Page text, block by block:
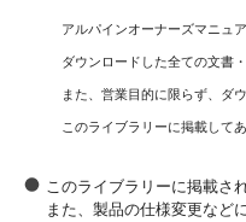
アルパインオーナーズマニュ
ダウンロードした全ての文書
また、営業目的に限らず、ダ
このライブラリーに掲載して
このライブラリーに掲載さ
また、製品の仕様変更など